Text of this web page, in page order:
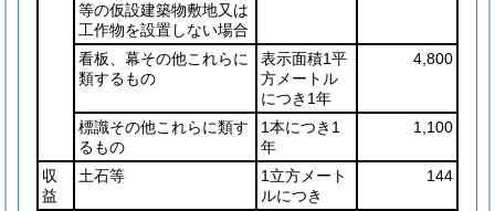
等の仮設建築物敷地又は
工作物を設置しない場合
看板、幕その他これらに
類するもの
表示面積1平
方メートル
につき1年
4,800
標識その他これらに類す
るもの
1本につき1
年
1,100
収
益
土石等
1立方メート
ルにつき
144